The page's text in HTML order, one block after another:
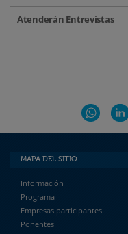
Atenderán Entrevistas
MAPA DEL SITIO
Información
Programa
Empresas participantes
Ponentes